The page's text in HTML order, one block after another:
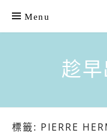
content
Menu
趁
標籤: PIERRE